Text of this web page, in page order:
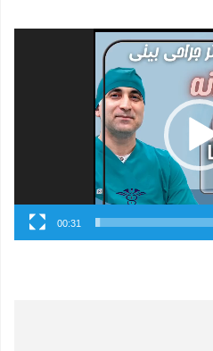
نمایشگر
ویدیو
00:31